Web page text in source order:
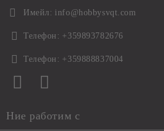
Имейл: info@hobbysvqt.com
Телефон: +359893782676
Телефон: +359888837004
Ние работим с